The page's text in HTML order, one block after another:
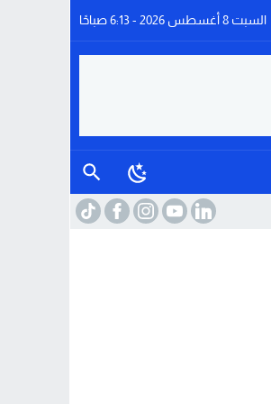
السبت 8 أغسطس 2026 - 6:13 صباحًا